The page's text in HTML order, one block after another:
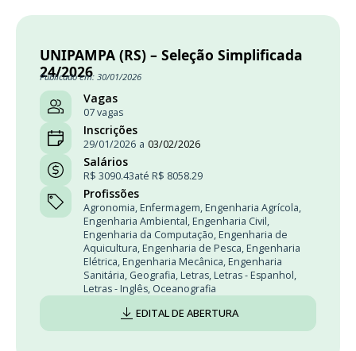
UNIPAMPA (RS) – Seleção Simplificada
24/2026
Publicado em: 30/01/2026
Vagas
07 vagas
Inscrições
29/01/2026 a 03/02/2026
Salários
R$ 3090.43até R$ 8058.29
Profissões
Agronomia, Enfermagem, Engenharia Agrícola,
Engenharia Ambiental, Engenharia Civil,
Engenharia da Computação, Engenharia de
Aquicultura, Engenharia de Pesca, Engenharia
Elétrica, Engenharia Mecânica, Engenharia
Sanitária, Geografia, Letras, Letras - Espanhol,
Letras - Inglês, Oceanografia
EDITAL DE ABERTURA